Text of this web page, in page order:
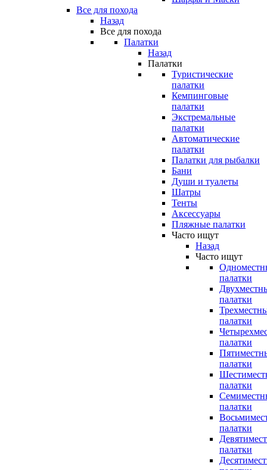
Все для похода
Назад
Все для похода
Палатки
Назад
Палатки
Туристические
палатки
Кемпинговые
палатки
Экстремальные
палатки
Автоматические
палатки
Палатки для рыбалки
Бани
Души и туалеты
Шатры
Тенты
Аксессуары
Пляжные палатки
Часто ищут
Назад
Часто ищут
палатки
палатки
палатки
палатки
палатки
палатки
палатки
палатки
палатки